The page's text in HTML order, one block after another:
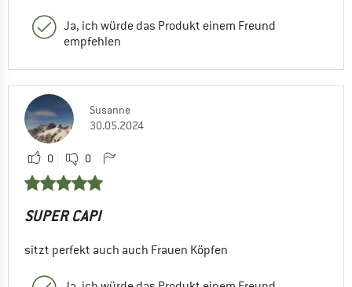
Ja, ich würde das Produkt einem Freund
empfehlen
Susanne
30.05.2024
0 0
SUPER CAPI
sitzt perfekt auch auch Frauen Köpfen